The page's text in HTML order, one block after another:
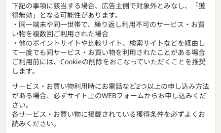
下記の事項に該当する場合、広告主側で対象外とみなし、「獲
得無効」となる可能性があります。
・同一端末や同一世帯で、繰り返し利用不可のサービス・お買
い物を複数回ご利用された場合
・他のポイントサイトや比較サイト、検索サイトなどを経由し
て一度でも同サービス・お買い物を利用されたことがある場合
ご利用前には、Cookieの削除をおこなっていただくことを推奨
します。
サービス・お買い物利用時にお電話など2つ以上の申し込み方法
がある場合、必ずサイト上のWEBフォームからお申し込みくだ
さい。
各サービス・お買い物に掲載されている獲得条件を必ずよくお
読みください。